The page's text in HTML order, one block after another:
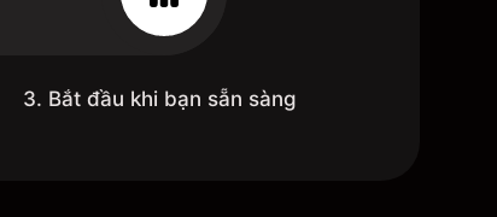
3. Bắt đầu khi bạn sẵn sàng